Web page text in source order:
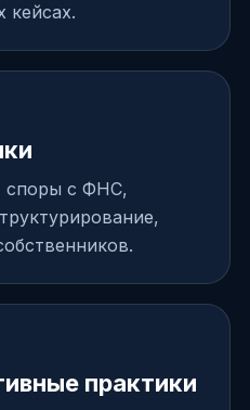
кейсах.
споры с ФНС,
практики